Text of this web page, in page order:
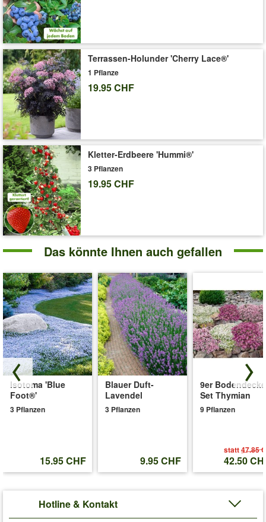
Terrassen-Holunder 'Cherry Lace®'
1 Pflanze
19.95 CHF
Kletter-Erdbeere 'Hummi®'
3 Pflanzen
19.95 CHF
Das könnte Ihnen auch gefallen
Isotoma 'Blue
Foot®'
3 Pflanzen
15.95 CHF
Blauer Duft-
Lavendel
3 Pflanzen
9.95 CHF
9er
Set Thymian
9 Pflanzen
statt47.85
42.50
Hotline & Kontakt